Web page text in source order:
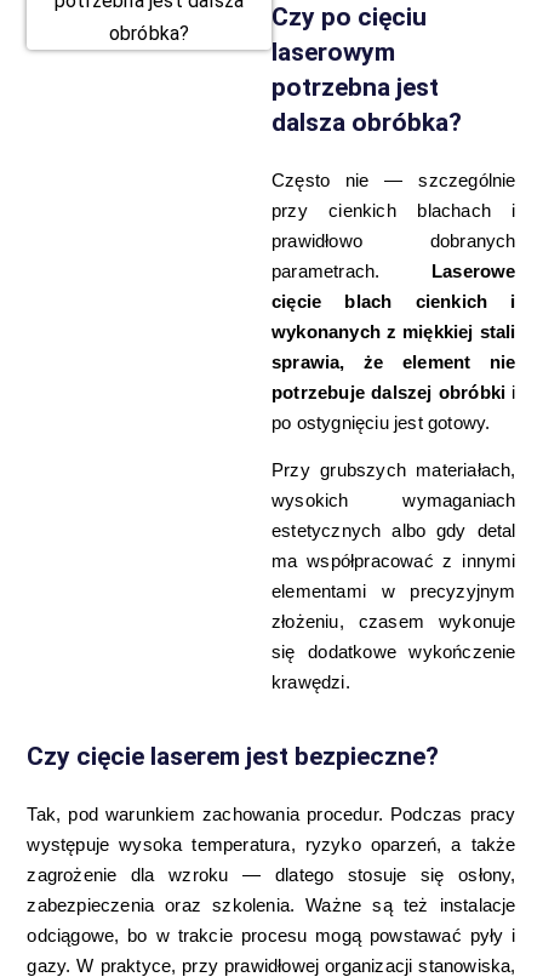
Czy po cięciu
laserowym
potrzebna jest
dalsza obróbka?
Często nie — szczególnie
przy cienkich blachach i
prawidłowo dobranych
parametrach. Laserowe
cięcie blach cienkich i
wykonanych z miękkiej stali
sprawia, że element nie
potrzebuje dalszej obróbki i
po ostygnięciu jest gotowy.
Przy grubszych materiałach,
wysokich wymaganiach
estetycznych albo gdy detal
ma współpracować z innymi
elementami w precyzyjnym
złożeniu, czasem wykonuje
się dodatkowe wykończenie
krawędzi.
Czy cięcie laserem jest bezpieczne?
Tak, pod warunkiem zachowania procedur. Podczas pracy
występuje wysoka temperatura, ryzyko oparzeń, a także
zagrożenie dla wzroku — dlatego stosuje się osłony,
zabezpieczenia oraz szkolenia. Ważne są też instalacje
odciągowe, bo w trakcie procesu mogą powstawać pyły i
gazy. W praktyce, przy prawidłowej organizacji stanowiska,